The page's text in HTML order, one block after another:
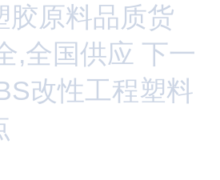
胶原料品质货
,全国供应 下一
改性工程塑料